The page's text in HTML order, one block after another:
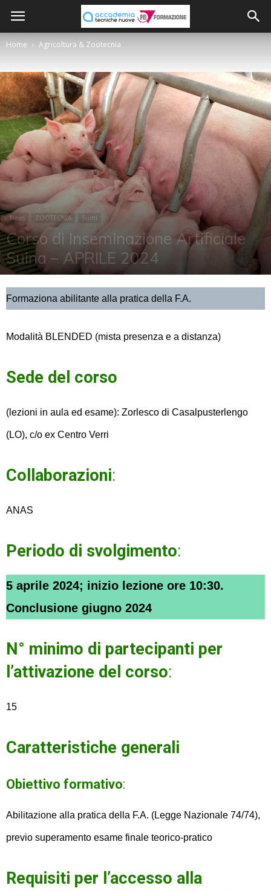
Home Agricoltura & Zootecnia
News ZOOTECNIA Suini
Corso di Inseminazione Artificiale
Suina – APRILE 2024
Formaziona abilitante alla pratica della F.A.
Modalità BLENDED (mista presenza e a distanza)
Sede del corso
(lezioni in aula ed esame): Zorlesco di Casalpusterlengo
(LO), c/o ex Centro Verri
Collaborazioni:
ANAS
Periodo di svolgimento:
5 aprile 2024; inizio lezione ore 10:30.
Conclusione giugno 2024
N° minimo di partecipanti per
l’attivazione del corso:
15
Caratteristiche generali
Obiettivo formativo:
Abilitazione alla pratica della F.A. (Legge Nazionale 74/74),
previo superamento esame finale teorico-pratico
Requisiti per l’accesso alla